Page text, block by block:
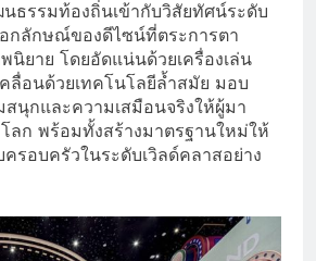
ธรรมท้องถิ่นเข้ากับวิสัยทัศน์ระดับ
กลักษณ์ของดีไซน์ที่ตระการตา
นิยาย โดยอัดแน่นด้วยเครื่องเล่น
ลื่อนด้วยเทคโนโลยีล้ำสมัย มอบ
นุกและความเสมือนจริงให้ผู้มา
ลก พร้อมทั้งสร้างมาตรฐานใหม่ให้
รอบครัวในระดับเวิลด์คลาสอย่าง